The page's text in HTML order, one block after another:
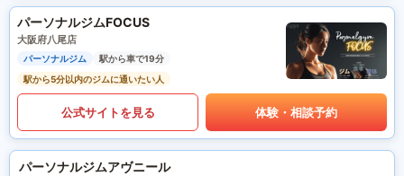
パーソナルジムFOCUS
大阪府八尾店
パーソナルジム
駅から車で19分
駅から5分以内のジムに通いたい人
公式サイトを見る 体験・相談予約
パーソナルジムアヴニール